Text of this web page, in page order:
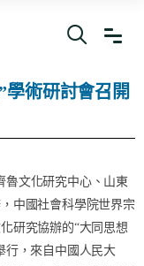
學術研討會召開
魯文化研究中心、山東
中國社會科學院世界宗
研究協辦的“大同思想
行，來自中國人民大